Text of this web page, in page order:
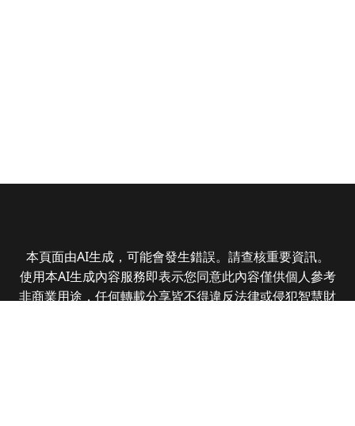
本頁面由AI生成，可能會發生錯誤。請查核重要資訊。
使用本AI生成內容服務即表示您同意此內容僅供個人參考
非商業用途，任何轉載分享皆不得違反法律或侵犯智慧財